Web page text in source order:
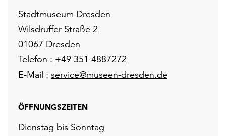
Stadtmuseum Dresden
Wilsdruffer Straße 2
01067 Dresden
Telefon : +49 351 4887272
E-Mail : service@museen-dresden.de
ÖFFNUNGSZEITEN
Dienstag bis Sonntag